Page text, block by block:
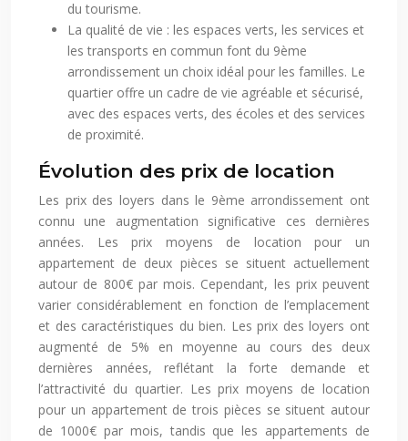
du tourisme.
La qualité de vie : les espaces verts, les services et
les transports en commun font du 9ème
arrondissement un choix idéal pour les familles. Le
quartier offre un cadre de vie agréable et sécurisé,
avec des espaces verts, des écoles et des services
de proximité.
Évolution des prix de location
Les prix des loyers dans le 9ème arrondissement ont
connu une augmentation significative ces dernières
années. Les prix moyens de location pour un
appartement de deux pièces se situent actuellement
autour de 800€ par mois. Cependant, les prix peuvent
varier considérablement en fonction de l’emplacement
et des caractéristiques du bien. Les prix des loyers ont
augmenté de 5% en moyenne au cours des deux
dernières années, reflétant la forte demande et
l’attractivité du quartier. Les prix moyens de location
pour un appartement de trois pièces se situent autour
de 1000€ par mois, tandis que les appartements de